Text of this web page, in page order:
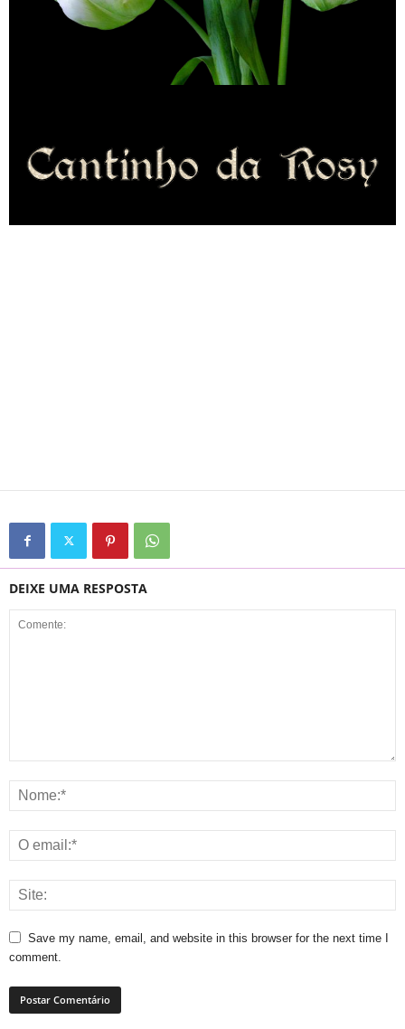
DEIXE UMA RESPOSTA
Save my name, email, and website in this browser for the next time I
comment.